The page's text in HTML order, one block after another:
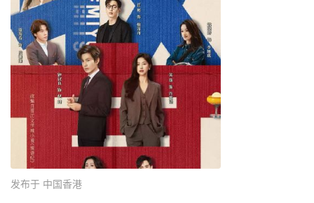
发布于 中国香港